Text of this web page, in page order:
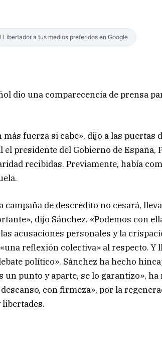
Libertador a tus medios preferidos en Google
dio una comparecencia de prensa
fuerza si cabe», dijo a las puertas
presidente del Gobierno de España,
recibidas. Previamente, había
campaña de descrédito no cesará,
dijo Sánchez. «Podemos con
acusaciones personales y la
reflexión colectiva» al respecto. Y
político». Sánchez ha hecho
un punto y aparte, se lo garantizo»,
con firmeza», por la
libertades.